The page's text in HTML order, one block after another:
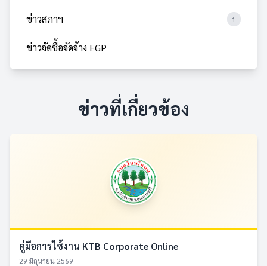
ข่าวสภาฯ 1
ข่าวจัดซื้อจัดจ้าง EGP
ข่าวที่เกี่ยวข้อง
คู่มือการใช้งาน KTB Corporate Online
29 มิถุนายน 2569